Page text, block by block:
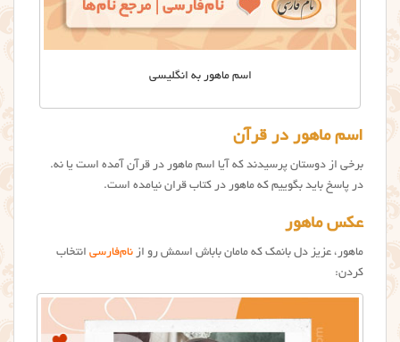
اسم ماهور به انگلیسی
اسم ماهور در قرآن
برخی از دوستان پرسیدند که آیا اسم ماهور در قرآن آمده است یا نه.
در پاسخ باید بگوییم که ماهور در کتاب قران نیامده است.
عکس ماهور
ماهور، عزیز دل بانمک که مامان باباش اسمش رو از نام‌فارسی انتخاب
کردن: